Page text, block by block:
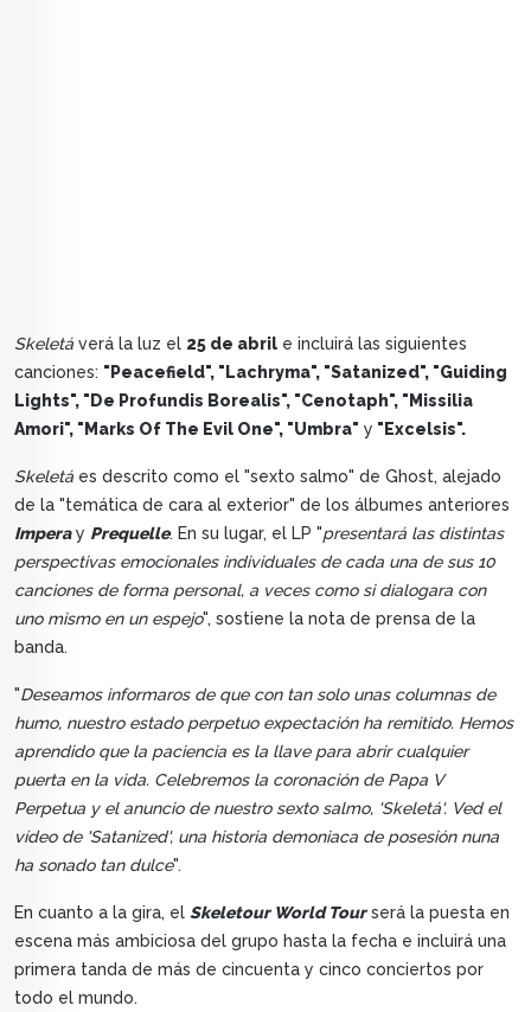
Skeletá verá la luz el 25 de abril e incluirá las siguientes
canciones: "Peacefield", "Lachryma", "Satanized", "Guiding
Lights", "De Profundis Borealis", "Cenotaph", "Missilia
Amori", "Marks Of The Evil One", "Umbra" y "Excelsis".
Skeletá es descrito como el "sexto salmo" de Ghost, alejado
de la "temática de cara al exterior" de los álbumes anteriores
Imperay Prequelle. En su lugar, el LP "presentará las distintas
perspectivas emocionales individuales de cada una de sus 10
canciones de forma personal, a veces como si dialogara con
uno mismo en un espejo", sostiene la nota de prensa de la
banda.
"Deseamos informaros de que con tan solo unas columnas de
humo, nuestro estado perpetuo expectación ha remitido. Hemos
aprendido que la paciencia es la llave para abrir cualquier
puerta en la vida. Celebremos la coronación de Papa V
Perpetua y el anuncio de nuestro sexto salmo, 'Skeletá'. Ved el
vídeo de 'Satanized', una historia demoniaca de posesión nuna
ha sonado tan dulce".
En cuanto a la gira, el Skeletour World Tourserá la puesta en
escena más ambiciosa del grupo hasta la fecha e incluirá una
primera tanda de más de cincuenta y cinco conciertos por
todo el mundo.